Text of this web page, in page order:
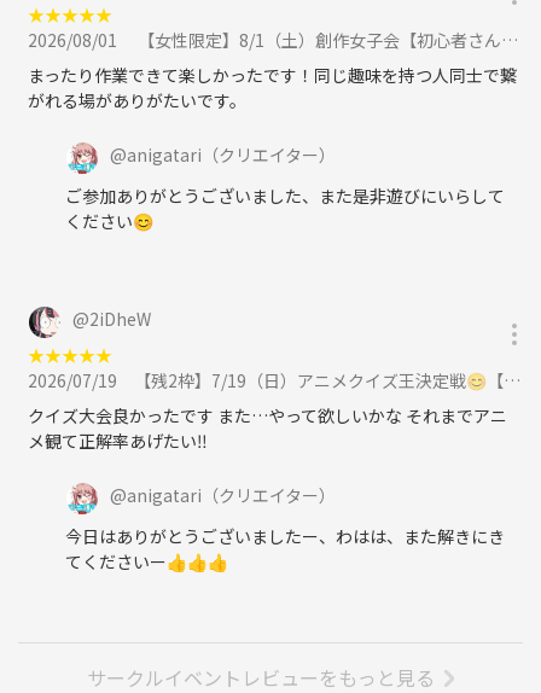
★★★★★
2026/08/01
【女性限定】8/1（土）創作女子会【初心者さん歓迎】 に参加
まったり作業できて楽しかったです！同じ趣味を持つ人同士で繋
がれる場がありがたいです。
@anigatari （クリエイター）
ご参加ありがとうございました、また是非遊びにいらして
ください😊
@2iDheW
★★★★★
2026/07/19
【残2枠】7/19（日）アニメクイズ王決定戦😊【個人戦・団体戦・クイズミリオネラ】に参加
クイズ大会良かったです また…やって欲しいかな それまでアニ
メ観て正解率あげたい‼️
@anigatari （クリエイター）
今日はありがとうございましたー、わはは、また解きにき
てくださいー👍👍👍
サークルイベントレビューをもっと見る